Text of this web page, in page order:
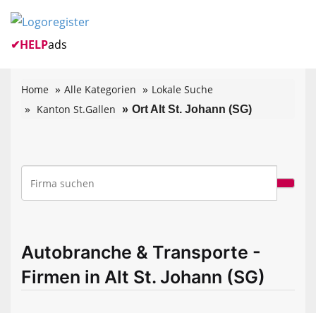
✔HELPads
Home Alle Kategorien
Lokale Suche
Kanton St.Gallen
Ort Alt St. Johann (SG)
Autobranche & Transporte -
Firmen in Alt St. Johann (SG)